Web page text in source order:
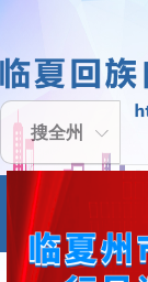
搜全州
网站首页
办事服务